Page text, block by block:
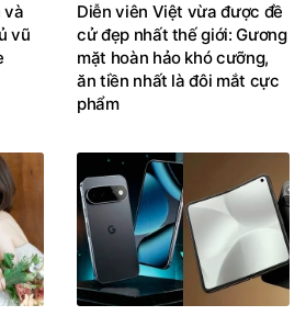
và
vũ
Diễn viên Việt vừa được đề
cử đẹp nhất thế giới: Gương
mặt hoàn hảo khó cưỡng,
ăn tiền nhất là đôi mắt cực
phẩm